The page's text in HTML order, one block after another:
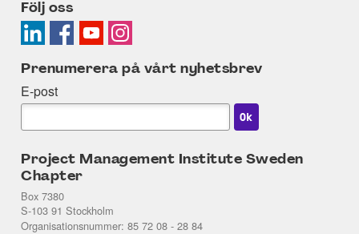
Följ oss
Prenumerera på vårt nyhetsbrev
E-post
Project Management Institute Sweden
Chapter
Box 7380
S-103 91 Stockholm
Organisationsnummer: 85 72 08 - 28 84